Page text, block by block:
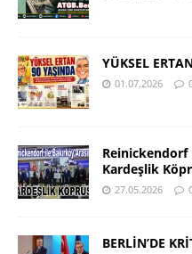
YÜKSEL
01.07.2026
Reinickendorf
Kardeşlik
27.05.2026
BERLİN’DE